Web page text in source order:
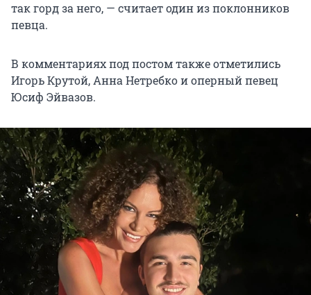
так горд за него, — считает один из поклонников
певца.
В комментариях под постом также отметились
Игорь Крутой, Анна Нетребко и оперный певец
Юсиф Эйвазов.